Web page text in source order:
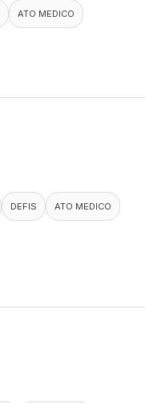
ATO MEDICO
DEFIS ATO MEDICO